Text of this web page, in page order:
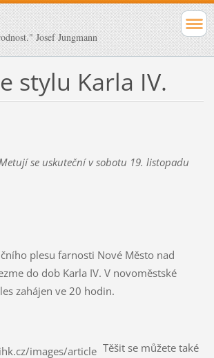
Josef Jungmann
stylu Karla IV.
se uskuteční v sobotu 19. listopadu
plesu farnosti Nové Město nad
do dob Karla IV. V novoměstské
zahájen ve 20 hodin.
Těšit se můžete také